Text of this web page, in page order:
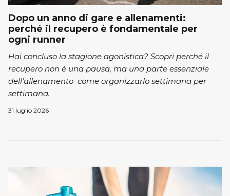
Dopo un anno di gare e allenamenti:
perché il recupero è fondamentale per
ogni runner
Hai concluso la stagione agonistica? Scopri perché il
recupero non è una pausa, ma una parte essenziale
dell'allenamento come organizzarlo settimana per
settimana.
31 luglio 2026